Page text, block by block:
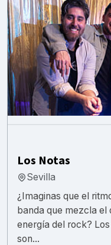
Los Notas
Sevilla
¿Imaginas que el
banda que mezcla el
energía del rock?
son...